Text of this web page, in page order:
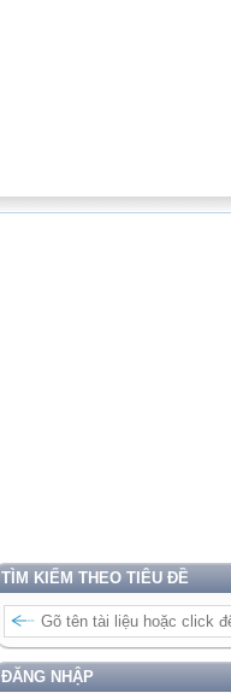
TÌM KIẾM THEO TIÊU ĐỀ
ĐĂNG NHẬP